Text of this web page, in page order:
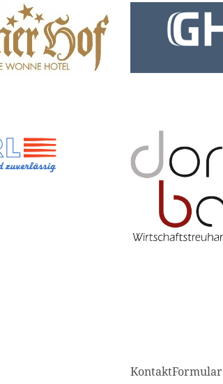
KontaktFormular